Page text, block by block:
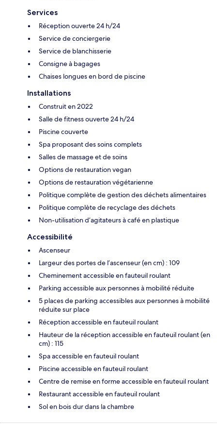
Services
Réception ouverte 24 h/24
Service de conciergerie
Service de blanchisserie
Consigne à bagages
Chaises longues en bord de piscine
Installations
Construit en 2022
Salle de fitness ouverte 24 h/24
Piscine couverte
Spa proposant des soins complets
Salles de massage et de soins
Options de restauration vegan
Options de restauration végétarienne
Politique complète de gestion des déchets alimentaires
Politique complète de recyclage des déchets
Non-utilisation d’agitateurs à café en plastique
Accessibilité
Ascenseur
Largeur des portes de l’ascenseur (en cm) : 109
Cheminement accessible en fauteuil roulant
Parking accessible aux personnes à mobilité réduite
5 places de parking accessibles aux personnes à mobilité
réduite sur place
Réception accessible en fauteuil roulant
Hauteur de la réception accessible en fauteuil roulant (en
cm) : 115
Spa accessible en fauteuil roulant
Piscine accessible en fauteuil roulant
Centre de remise en forme accessible en fauteuil roulant
Restaurant accessible en fauteuil roulant
Sol en bois dur dans la chambre